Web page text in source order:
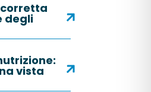
corretta
degli
vista